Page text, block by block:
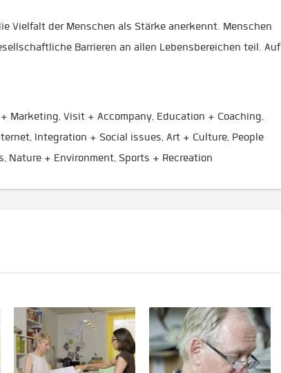
Vielfalt der Menschen als Stärke anerkennt. Menschen
Barrieren an allen Lebensbereichen teil. Auf
Marketing, Visit + Accompany, Education + Coaching,
Integration + Social issues, Art + Culture, People
Nature + Environment, Sports + Recreation